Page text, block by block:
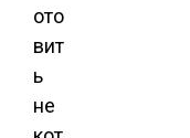
ото
вит
ь
не